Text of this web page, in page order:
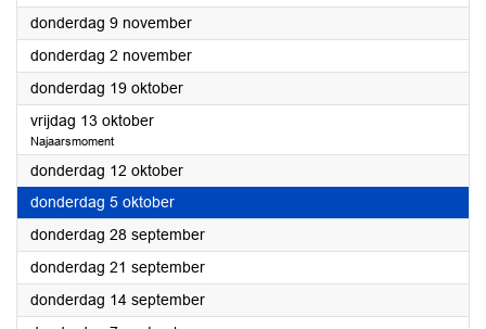
donderdag 9 november2023
donderdag 2 november2023
donderdag 19 oktober2023
vrijdag 13 oktober2023
Najaarsmoment
donderdag 12 oktober2023
donderdag 5 oktober2023
donderdag 28 september2023
donderdag 21 september2023
donderdag 14 september2023